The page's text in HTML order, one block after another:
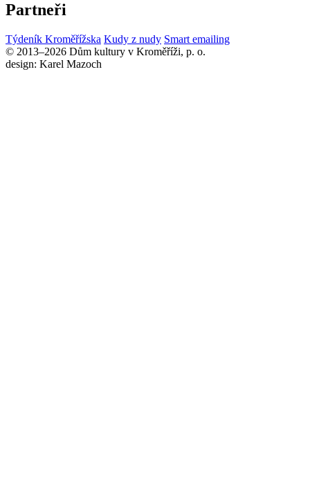
Partneři
Týdeník Kroměřížska Kudy z nudy Smart emailing
© 2013–2026 Dům kultury v Kroměříži, p. o.
design: Karel Mazoch